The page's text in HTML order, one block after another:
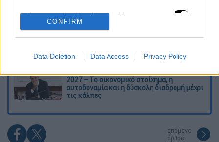
I want to allow Google to enable storage
related to security, including authentication
functionality and fraud prevention, and other
CONFIRM
Data Deletion Data Access Privacy Policy
Κορυφώνεται το κύμα ζέστης: Πού θα
δείξει 40αρια το θερμόμετρο - Οι περιοχές
2027 – Το οικονομικό στοίχημα, η
αυτοδυναμία και η δύσκολη διαδρομή μέχρι
τις κάλπες
επόμενο
άρθρο